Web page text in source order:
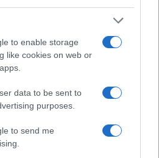
to enable storage
like cookies on web or
data to be sent to
purposes.
to send me
και ο καρκίνος
στην Κάλυμνο ξεσπάει